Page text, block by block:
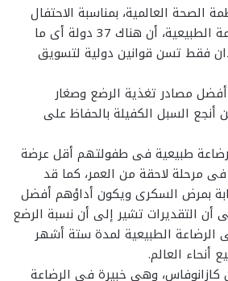
الصحة العالمية، بمناسبة الاحتفال
بالأسبوع العالمى للرضاعة الطبيعية، أن هناك 37 دولة أى ما
البلدان فقط تسن قوانين دولية لتسويق
مصادر تغذية الرضع وصغار
السبل الكفيلة بالحفاظ على
رضاعة طبيعية فى طفولتهم أقل عرضة
فى مرحلة لاحقة من العمر، كما قد
بمرض السكرى ويكون أداؤهم أفضل
أن التقديرات تشير إلى أن نسبة الرضع
الرضاعة الطبيعية لمدة ستة أشهر
كازانوفاس، وهى خبيرة فى الرضاعة